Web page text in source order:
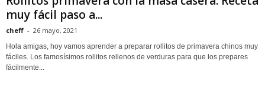
muy fácil paso a...
cheff - 26 mayo, 2021
Hola amigas, hoy vamos aprender a preparar rollitos de primavera chinos muy
fáciles. Los famosísimos rollitos rellenos de verduras para que los prepares
fácilmente...